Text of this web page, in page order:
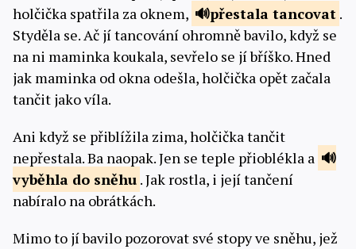
holčička spatřila za oknem,
přestala tancovat .
Styděla se. Ač jí tancování ohromně bavilo, když se
na ni maminka koukala, sevřelo se jí bříško. Hned
jak maminka od okna odešla, holčička opět začala
tančit jako víla.
Ani když se přiblížila zima, holčička tančit
nepřestala. Ba naopak. Jen se teple přioblékla a
vyběhla do sněhu . Jak rostla, i její tančení
nabíralo na obrátkách.
Mimo to jí bavilo pozorovat své stopy ve sněhu, jež